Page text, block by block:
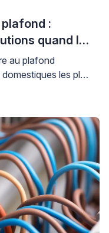
:
quand le
au plafond
les plus
légitimes
que le
incompréhensible
inquiète, il est